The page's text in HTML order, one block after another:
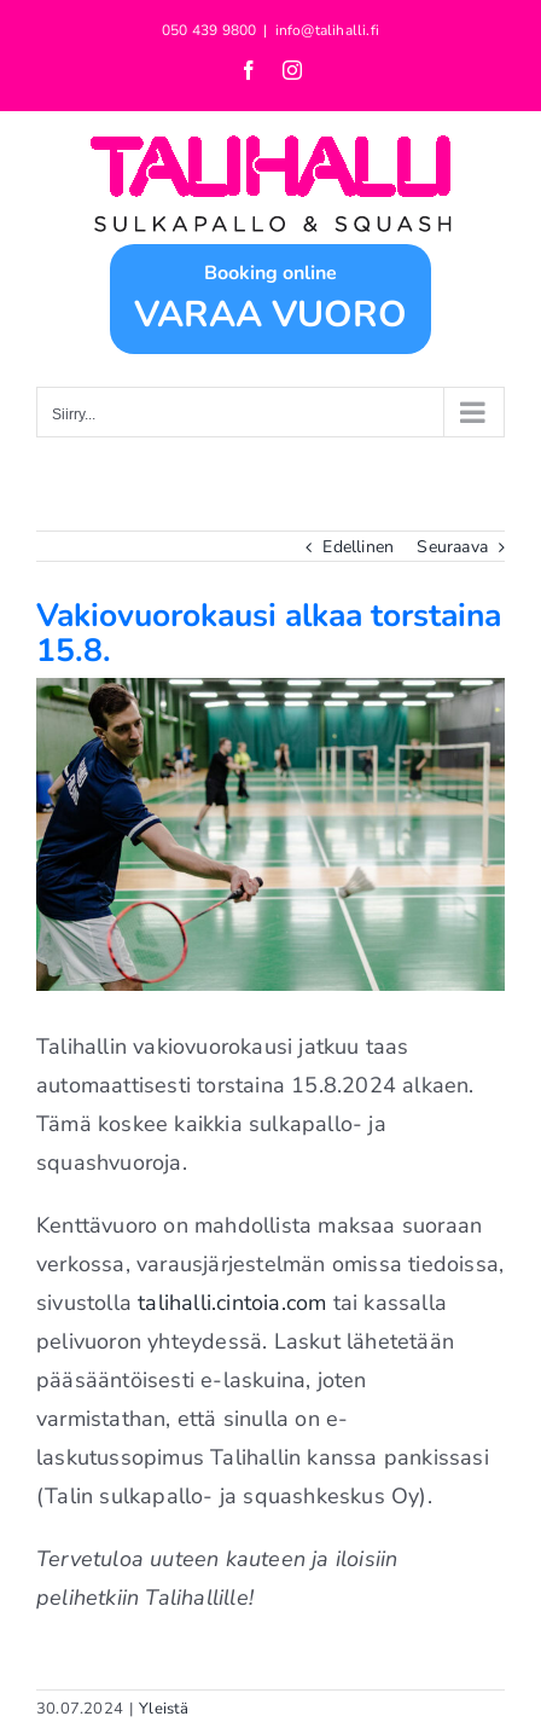
050 439 9800 | info@talihalli.fi
FacebookInstagram
Booking online
VARAA VUORO
Siirry...
Edellinen Seuraava
Vakiovuorokausi alkaa torstaina
15.8.
Katso
kuvaa
isompana
Talihallin vakiovuorokausi jatkuu taas
automaattisesti torstaina 15.8.2024 alkaen.
Tämä koskee kaikkia sulkapallo- ja
squashvuoroja.
Kenttävuoro on mahdollista maksaa suoraan
verkossa, varausjärjestelmän omissa tiedoissa,
sivustollatalihalli.cintoia.com tai kassalla
pelivuoron yhteydessä. Laskut lähetetään
pääsääntöisesti e-laskuina, joten
varmistathan, että sinulla on e-
laskutussopimus Talihallin kanssa pankissasi
(Talin sulkapallo- ja squashkeskus Oy).
Tervetuloa uuteen kauteen ja iloisiin
pelihetkiin Talihallille!
30.07.2024 | Yleistä